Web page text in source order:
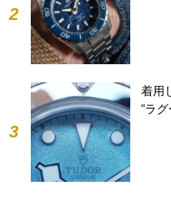
2
3
着用
“ラ